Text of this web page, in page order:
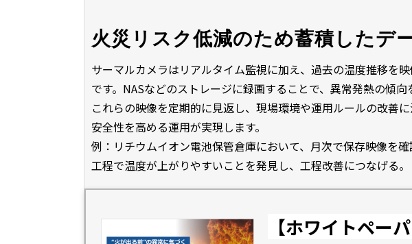
火災リスク低減のため蓄積したデ
サーマルカメラはリアルタイム監視に加え、過去の温度推移を
です。NASなどのストレージに録画することで、異常発熱の傾向
これらの映像を定期的に見返し、現場環境や運用ルールの改善
安全性を高める運用が実現します。
例：リチウムイオン電池保管倉庫において、月次で保存映像を
工程で温度が上がりやすいことを発見し、工程改善につなげる。
【ホワイトペー